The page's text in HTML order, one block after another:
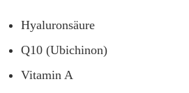
Hyaluronsäure
Q10 (Ubichinon)
Vitamin A